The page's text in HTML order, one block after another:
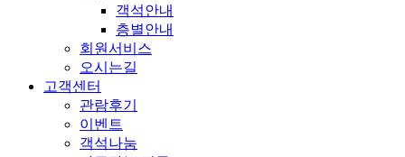
객석안내
층별안내
회원서비스
오시는길
고객센터
관람후기
이벤트
객석나눔